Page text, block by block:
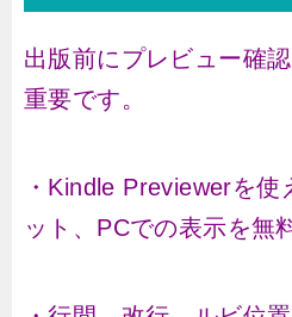
出版前にプレビュー確
重要です。
・Kindle Previewerを
ット、PCでの表示を無